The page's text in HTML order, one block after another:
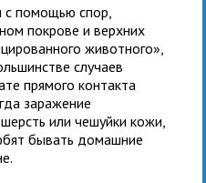
с помощью спор,
покрове и верхних
животного»,
случаев
прямого контакта
заражение
или чешуйки кожи,
бывать домашние